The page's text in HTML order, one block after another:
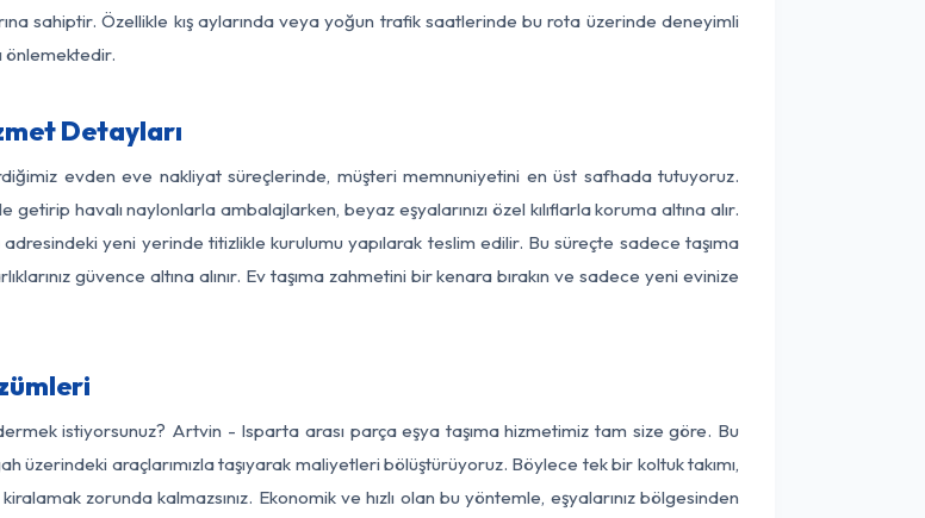
sahiptir. Özellikle kış aylarında veya yoğun trafik saatlerinde bu rota üzerinde deneyimli
önlemektedir.
Detayları
evden eve nakliyat süreçlerinde, müşteri memnuniyetini en üst safhada tutuyoruz.
havalı naylonlarla ambalajlarken, beyaz eşyalarınızı özel kılıflarla koruma altına alır.
yeni yerinde titizlikle kurulumu yapılarak teslim edilir. Bu süreçte sadece taşıma
güvence altına alınır. Ev taşıma zahmetini bir kenara bırakın ve sadece yeni evinize
istiyorsunuz? Artvin - Isparta arası parça eşya taşıma hizmetimiz tam size göre. Bu
üzerindeki araçlarımızla taşıyarak maliyetleri bölüştürüyoruz. Böylece tek bir koltuk takımı,
zorunda kalmazsınız. Ekonomik ve hızlı olan bu yöntemle, eşyalarınız bölgesinden